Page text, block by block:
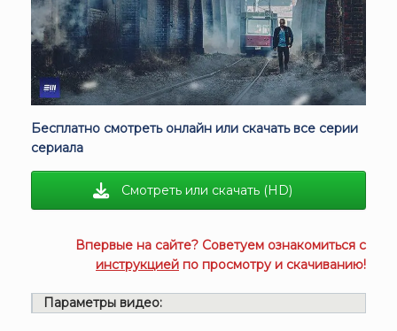
Бесплатно смотреть онлайн или скачать все серии
сериала
Смотреть или скачать (HD)
Впервые на сайте? Советуем ознакомиться с
инструкцией по просмотру и скачиванию!
Параметры видео: